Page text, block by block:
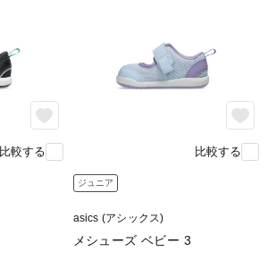
比較する 比較する
ジュニア
asics (アシックス)
メシューズ ベビー 3